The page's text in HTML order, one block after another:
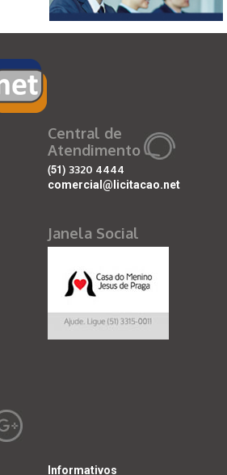
Central de
Atendimento
(51) 3320 4444
comercial@licitacao.net
Janela Social
Informativos